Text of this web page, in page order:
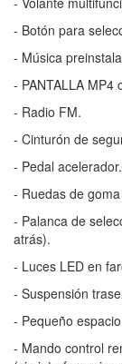
- Botón para
- Música
- PANTALLA MP4
- Radio FM.
- Cinturón de
- Pedal acelerador.
- Ruedas de goma
- Palanca de
atrás).
- Luces LED en
- Suspensión
- Pequeño
- Mando control